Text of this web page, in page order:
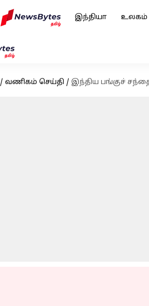
இந்தியா உலகம்
/ வணிகம் செய்தி / இந்திய பங்குச்